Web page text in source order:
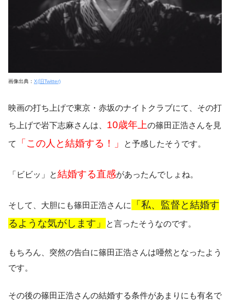
画像出典： X(旧Twitter)
映画の打ち上げで東京・赤坂のナイトクラブにて、その打
ち上げで岩下志麻さんは、 10歳年上の篠田正浩さんを見
て 「この人と結婚する！」 と予感したそうです。
「ビビッ」と結婚する直感があったんでしょね。
そして、大胆にも篠田正浩さんに
「私、監督と結婚す
るような気がします」
と言ったそうなのです。
もちろん、突然の告白に篠田正浩さんは唖然となったよう
です。
その後の篠田正浩さんの結婚する条件があまりにも有名で